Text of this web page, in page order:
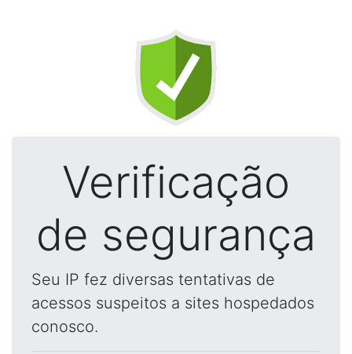
Verificação
de segurança
Seu IP fez diversas tentativas de
acessos suspeitos a sites hospedados
conosco.